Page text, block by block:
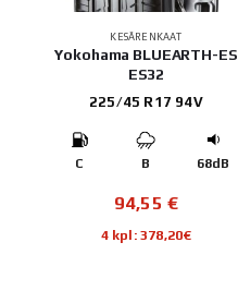
KESÄRENKAAT
Yokohama BLUEARTH-ES
ES32
225/45 R17 94V
C B 68dB
94,55 €
4 kpl: 378,20€